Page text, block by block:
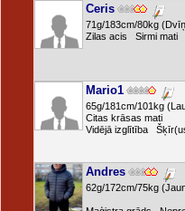
Ceris
71g/183cm/80kg
Zilas acis Sirmi mati
Mario1
65g/181cm/101kg
Citas krāsas mati
Vidējā izglītība
Andres
62g/172cm/75kg